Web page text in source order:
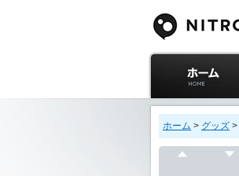
ニトロプラス公式
サイト ホーム
ホーム > グッズ >